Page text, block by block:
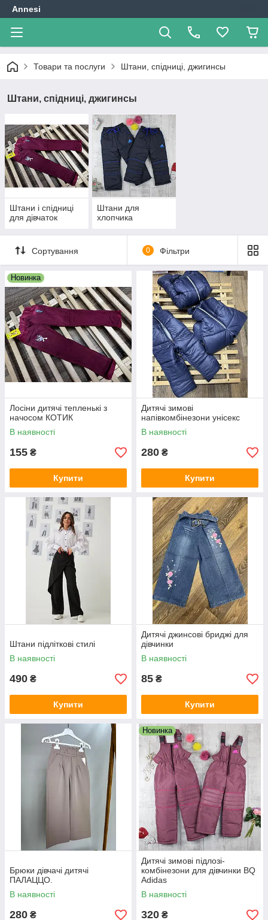
Annesi
Товари та послуги Штани, спідниці, джигинсы
Штани, спідниці, джигинсы
Штани і спідниці
для дівчаток
Штани для
хлопчика
Сортування 0 Фільтри
Новинка
Лосіни дитячі тепленькі з
начосом КОТИК
В наявності
155 ₴
Купити
Дитячі зимові
напівкомбінезони унісекс
В наявності
280 ₴
Купити
Штани підліткові стилі
В наявності
490 ₴
Купити
Дитячі джинсові бриджі для
дівчинки
В наявності
85 ₴
Купити
Брюки дівчачі дитячі
ПАЛАЦЦО.
В наявності
280 ₴
Новинка
Дитячі зимові підлозі-
комбінезони для дівчинки BQ
Adidas
В наявності
320 ₴